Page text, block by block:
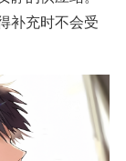
补充时不会受